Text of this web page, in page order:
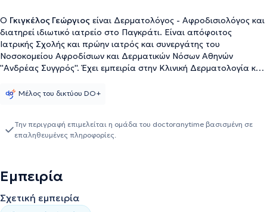
Ο Γκιγκέλος Γεώργιος είναι Δερματολόγος - Αφροδισιολόγος και
διατηρεί ιδιωτικό ιατρείο στο Παγκράτι. Είναι απόφοιτος
Ιατρικής Σχολής και πρώην ιατρός και συνεργάτης του
Νοσοκομείου Αφροδίσιων και Δερματικών Νόσων Αθηνών
''Ανδρέας Συγγρός''. Έχει εμπειρία στην Κλινική Δερματολογία και
όπως ακμή, εκζέματα και κονδυλώματα. Το ιδιωτικό του ιατρείο
ο ιατρός να αποτελεί εγγύηση και σε περιστατικά που
απαντώνται στην αισθητική δερματολογία. Ασθενείς όλων των
με laser, peeling, εμφυτεύματα υαλουρονικού οξέος αλλά και στη
θεραπεία ρυτίδων. Τέλος, ασθενείς που υποφέρουν από ακμή,
ευρυαγγείες, αλλά και ουλές μπορούν να απευθυνθούν στον
Μέλος του δικτύου DO+
Την περιγραφή επιμελείται η ομάδα του doctoranytime βασισμένη σε
επαληθευμένες πληροφορίες.
Εμπειρία
Σχετική εμπειρία